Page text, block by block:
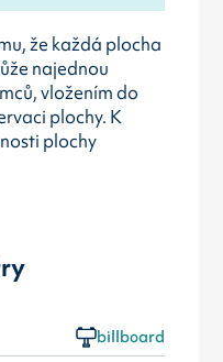
že každá plocha
najednou
vložením do
plochy. K
plochy
billboard